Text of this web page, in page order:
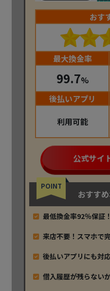
おす
最大換金率
99.7%
後払いアプリ
利用可能
公式サイ
POINT
おすす
最低換金率92％保証！
来店不要！スマホで
後払いアプリにも対
借入履歴が残らない